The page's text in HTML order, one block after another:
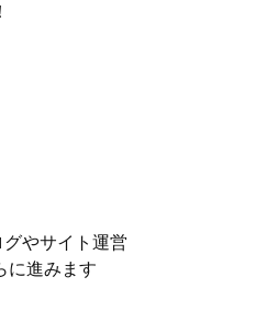
やサイト運営
に進みます